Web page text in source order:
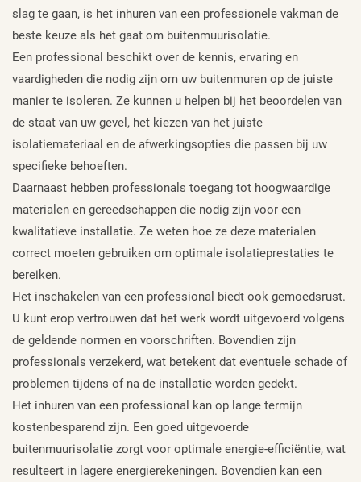
slag te gaan, is het inhuren van een professionele vakman de
beste keuze als het gaat om buitenmuurisolatie.
Een professional beschikt over de kennis, ervaring en
vaardigheden die nodig zijn om uw buitenmuren op de juiste
manier te isoleren. Ze kunnen u helpen bij het beoordelen van
de staat van uw gevel, het kiezen van het juiste
isolatiemateriaal en de afwerkingsopties die passen bij uw
specifieke behoeften.
Daarnaast hebben professionals toegang tot hoogwaardige
materialen en gereedschappen die nodig zijn voor een
kwalitatieve installatie. Ze weten hoe ze deze materialen
correct moeten gebruiken om optimale isolatieprestaties te
bereiken.
Het inschakelen van een professional biedt ook gemoedsrust.
U kunt erop vertrouwen dat het werk wordt uitgevoerd volgens
de geldende normen en voorschriften. Bovendien zijn
professionals verzekerd, wat betekent dat eventuele schade of
problemen tijdens of na de installatie worden gedekt.
Het inhuren van een professional kan op lange termijn
kostenbesparend zijn. Een goed uitgevoerde
buitenmuurisolatie zorgt voor optimale energie-efficiëntie, wat
resulteert in lagere energierekeningen. Bovendien kan een